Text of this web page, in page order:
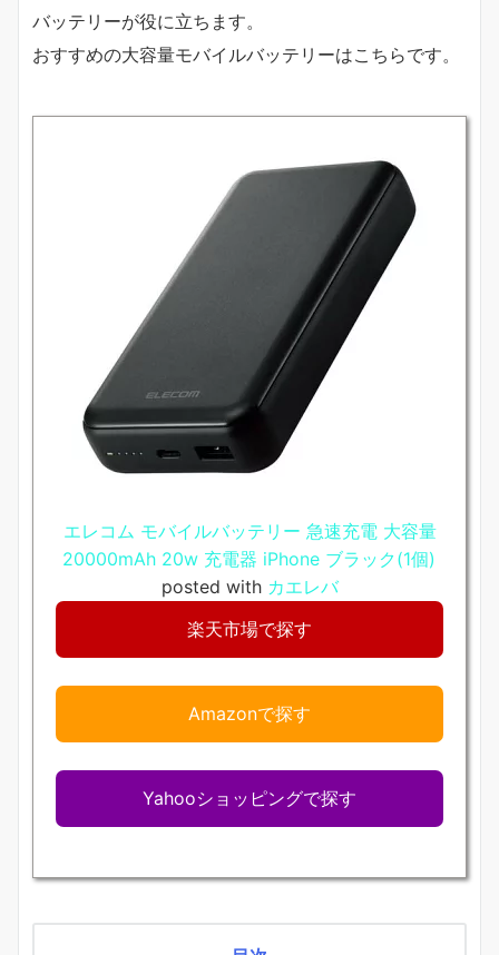
バッテリーが役に立ちます。
おすすめの大容量モバイルバッテリーはこちらです。
エレコム モバイルバッテリー 急速充電 大容量
20000mAh 20w 充電器 iPhone ブラック(1個)
posted with カエレバ
楽天市場で探す
Amazonで探す
Yahooショッピングで探す